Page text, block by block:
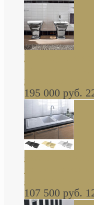
Butterfly
глянцевая
195 000 руб.
керамическая
серая, черная,
107 500 руб.